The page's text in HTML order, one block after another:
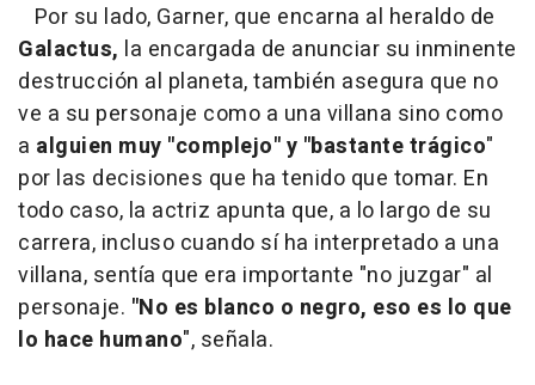
Por su lado, Garner, que encarna al heraldo de
Galactus, la encargada de anunciar su inminente
destrucción al planeta, también asegura que no
ve a su personaje como a una villana sino como
a alguien muy "complejo" y "bastante trágico"
por las decisiones que ha tenido que tomar. En
todo caso, la actriz apunta que, a lo largo de su
carrera, incluso cuando sí ha interpretado a una
villana, sentía que era importante "no juzgar" al
personaje. "No es blanco o negro, eso es lo que
lo hace humano", señala.